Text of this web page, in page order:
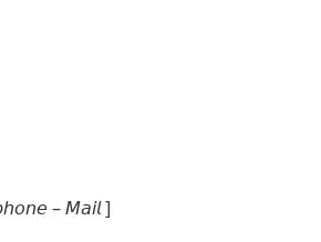
– 𝘔𝘢𝘪𝘭 ]